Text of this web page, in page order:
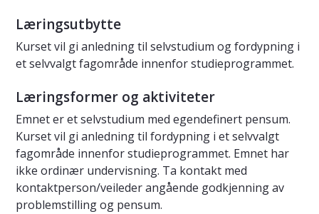
Læringsutbytte
Kurset vil gi anledning til selvstudium og fordypning i
et selvvalgt fagområde innenfor studieprogrammet.
Læringsformer og aktiviteter
Emnet er et selvstudium med egendefinert pensum.
Kurset vil gi anledning til fordypning i et selvvalgt
fagområde innenfor studieprogrammet. Emnet har
ikke ordinær undervisning. Ta kontakt med
kontaktperson/veileder angående godkjenning av
problemstilling og pensum.